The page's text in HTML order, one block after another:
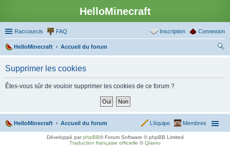
HelloMinecraft
Raccourcis FAQ Connexion
Inscription
HelloMinecraft
Accueil du forum
Supprimer les cookies
Êtes-vous sûr de vouloir supprimer les cookies de ce forum ?
HelloMinecraft Accueil du forum Membres
L’équipe
Développé parphpBB® Forum Software © phpBB Limited
Traduction française officielle ©Qiaeru